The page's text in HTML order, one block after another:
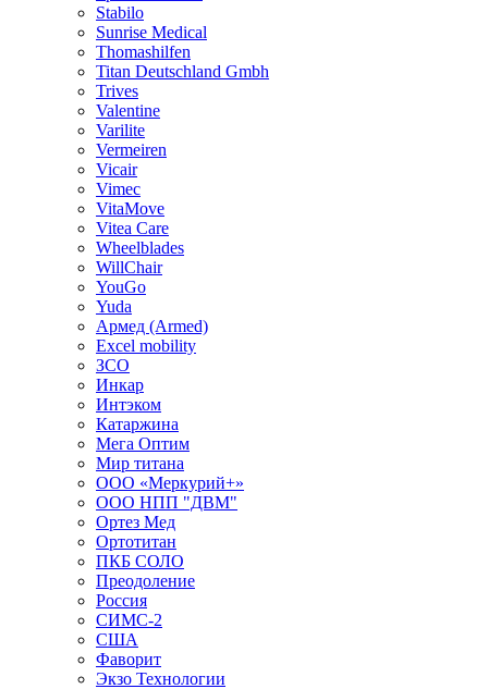
Stabilo
Sunrise Medical
Thomashilfen
Titan Deutschland Gmbh
Trives
Valentine
Varilite
Vermeiren
Vicair
Vimec
VitaMove
Vitea Care
Wheelblades
WillChair
YouGo
Yuda
Армед (Armed)
Еxcel mobility
ЗСО
Инкар
Интэком
Катаржина
Мега Оптим
Мир титана
ООО «Меркурий+»
ООО НПП "ДВМ"
Ортез Мед
Ортотитан
ПКБ СОЛО
Преодоление
Россия
СИМС-2
США
Фаворит
Экзо Технологии